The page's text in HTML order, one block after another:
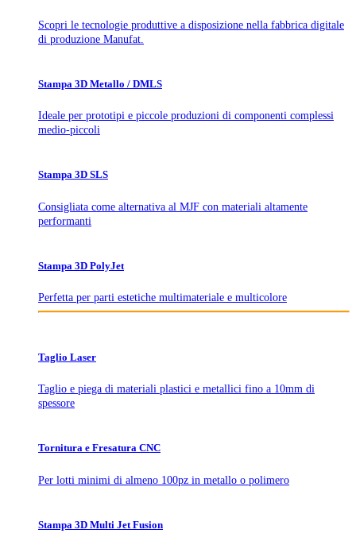
Scopri le tecnologie produttive a disposizione nella fabbrica digitale
di produzione Manufat.
Stampa 3D Metallo / DMLS
Ideale per prototipi e piccole produzioni di componenti complessi
medio-piccoli
Stampa 3D SLS
Consigliata come alternativa al MJF con materiali altamente
performanti
Stampa 3D PolyJet
Perfetta per parti estetiche multimateriale e multicolore
Taglio Laser
Taglio e piega di materiali plastici e metallici fino a 10mm di
spessore
Tornitura e Fresatura CNC
Per lotti minimi di almeno 100pz in metallo o polimero
Stampa 3D Multi Jet Fusion